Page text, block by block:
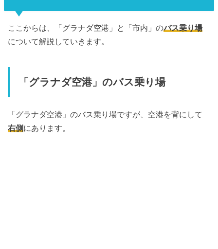
ここからは、「グラナダ空港」と「市内」のバス乗り場
について解説していきます。
「グラナダ空港」のバス乗り場
「グラナダ空港」のバス乗り場ですが、空港を背にして
右側にあります。